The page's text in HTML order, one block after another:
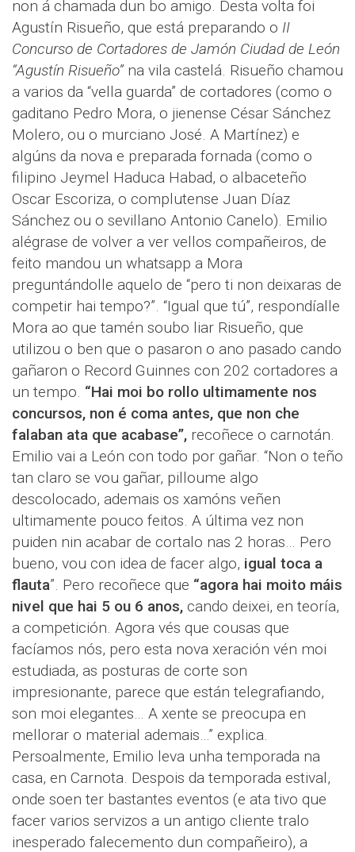
non á chamada dun bo amigo. Desta volta foi
Agustín Risueño, que está preparando o II
Concurso de Cortadores de Jamón Ciudad de León
“Agustín Risueño”na vila castelá. Risueño chamou
a varios da “vella guarda” de cortadores (como o
gaditano Pedro Mora, o jienense César Sánchez
Molero, ou o murciano José. A Martínez) e
algúns da nova e preparada fornada (como o
filipino Jeymel Haduca Habad, o albaceteño
Oscar Escoriza, o complutense Juan Díaz
Sánchez ou o sevillano Antonio Canelo). Emilio
alégrase de volver a ver vellos compañeiros, de
feito mandou un whatsapp a Mora
preguntándolle aquelo de “pero ti non deixaras de
competir hai tempo?”. “Igual que tú”, respondíalle
Mora ao que tamén soubo liar Risueño, que
utilizou o ben que o pasaron o ano pasado cando
gañaron o Record Guinnes con 202 cortadores a
un tempo. “Hai moi bo rollo ultimamente nos
concursos, non é coma antes, que non che
falaban ata que acabase”, recoñece o carnotán.
Emilio vai a León con todo por gañar. “Non o teño
tan claro se vou gañar, pilloume algo
descolocado, ademais os xamóns veñen
ultimamente pouco feitos. A última vez non
puiden nin acabar de cortalo nas 2 horas… Pero
bueno, vou con idea de facer algo, igual toca a
flauta”. Pero recoñece que “agora hai moito máis
nivel que hai 5 ou 6 anos, cando deixei, en teoría,
a competición. Agora vés que cousas que
facíamos nós, pero esta nova xeración vén moi
estudiada, as posturas de corte son
impresionante, parece que están telegrafiando,
son moi elegantes… A xente se preocupa en
mellorar o material ademais…” explica.
Persoalmente, Emilio leva unha temporada na
casa, en Carnota. Despois da temporada estival,
onde soen ter bastantes eventos (e ata tivo que
facer varios servizos a un antigo cliente tralo
inesperado falecemento dun compañeiro), a